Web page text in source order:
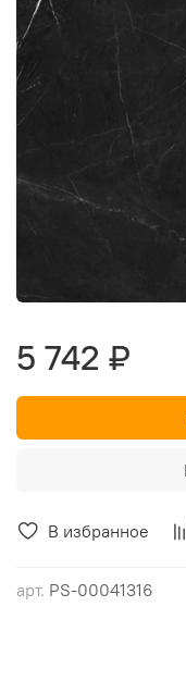
В избранное
арт. PS-00041316
5 742 ₽